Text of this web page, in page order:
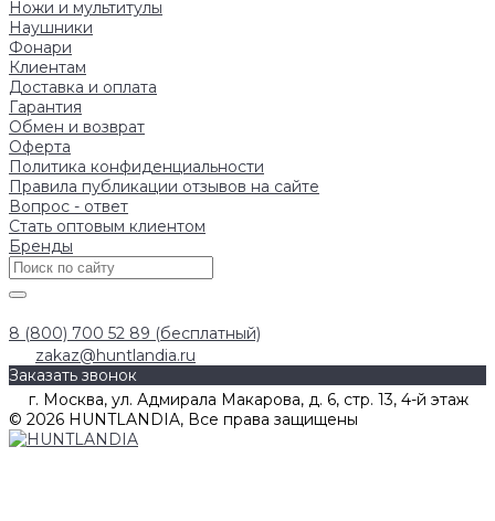
Ножи и мультитулы
Наушники
Фонари
Клиентам
Доставка и оплата
Гарантия
Обмен и возврат
Оферта
Политика конфиденциальности
Правила публикации отзывов на сайте
Вопрос - ответ
Стать оптовым клиентом
Бренды
8 (800) 700 52 89 (бесплатный)
zakaz@huntlandia.ru
Заказать звонок
г. Москва, ул. Адмирала Макарова, д. 6, стр. 13, 4-й этаж
© 2026 HUNTLANDIA, Все права защищены